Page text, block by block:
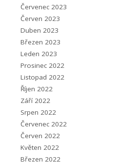
Červenec 2023
Červen 2023
Duben 2023
Březen 2023
Leden 2023
Prosinec 2022
Listopad 2022
Říjen 2022
Září 2022
Srpen 2022
Červenec 2022
Červen 2022
Květen 2022
Březen 2022